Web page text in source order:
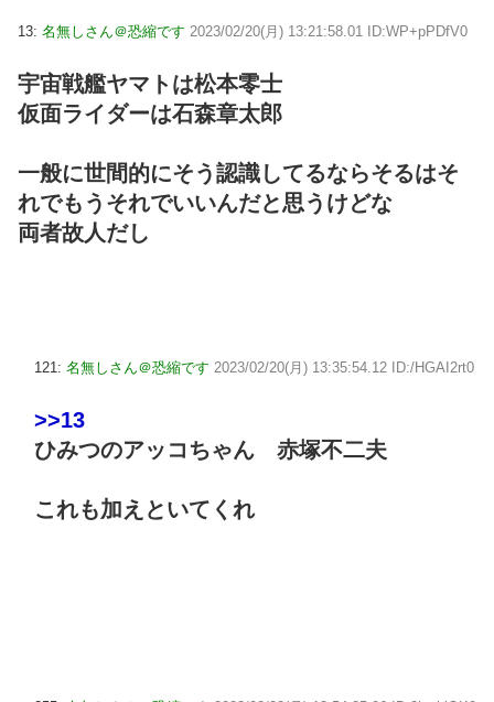
13: 名無しさん＠恐縮です 2023/02/20(月) 13:21:58.01 ID:WP+pPDfV0
宇宙戦艦ヤマトは松本零士
仮面ライダーは石森章太郎
一般に世間的にそう認識してるならそるはそ
れでもうそれでいいんだと思うけどな
両者故人だし
121: 名無しさん＠恐縮です 2023/02/20(月) 13:35:54.12 ID:/HGAI2rt0
>>13
ひみつのアッコちゃん 赤塚不二夫
これも加えといてくれ